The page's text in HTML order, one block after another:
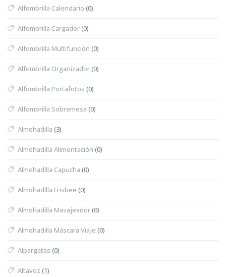
Alfombrilla Calendario (0)
Alfombrilla Cargador(0)
Alfombrilla Multifunción (0)
Alfombrilla Organizador(0)
Alfombrilla Portafotos (0)
Alfombrilla Sobremesa (0)
Almohadilla (3)
Almohadilla Alimentación (0)
Almohadilla Capucha (0)
Almohadilla Frisbee (0)
Almohadilla Masajeador(0)
Almohadilla Máscara Viaje (0)
Alpargatas (0)
Altavoz (1)